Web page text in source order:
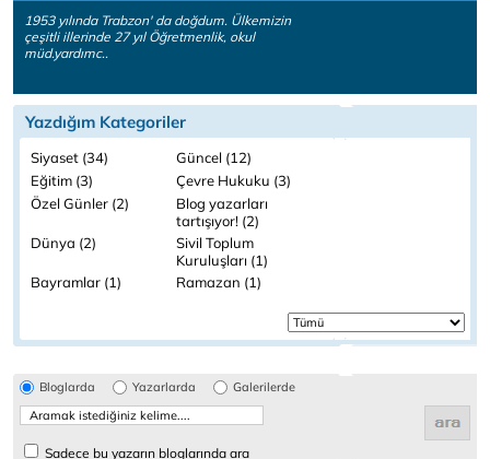
1953 yılında Trabzon' da doğdum. Ülkemizin
çeşitli illerinde 27 yıl Öğretmenlik, okul
müd.yardımc..
Yazdığım Kategoriler
Siyaset (34)
Güncel (12)
Eğitim (3)
Çevre Hukuku (3)
Özel Günler (2)
Blog yazarları
tartışıyor! (2)
Dünya (2) Sivil Toplum
Kuruluşları (1)
Bayramlar (1) Ramazan (1)
Bloglarda Yazarlarda Galerilerde
Sadece bu yazarın bloglarında ara